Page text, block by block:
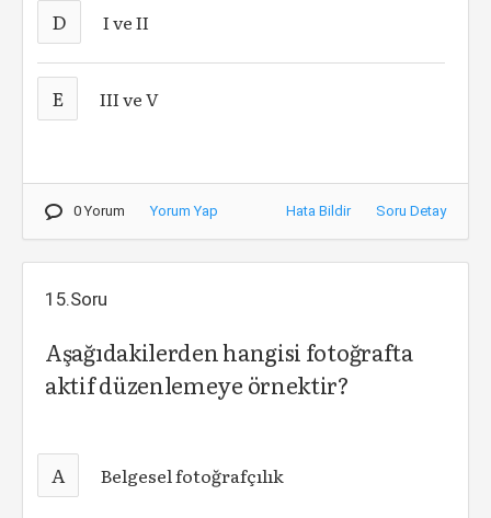
D I ve II
E III ve V
0 Yorum Yorum Yap Hata Bildir Soru Detay
15.Soru
Aşağıdakilerden hangisi fotoğrafta
aktif düzenlemeye örnektir?
A Belgesel fotoğrafçılık